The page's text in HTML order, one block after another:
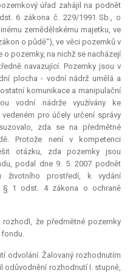
úřad zahájil na podnět
6 zákona č. 229/1991 Sb., o
zemědělskému majetku, ve
o půdě“), ve věci pozemků v
pozemky, na nichž se nacházejí
navazující. Pozemky jsou v
plocha - vodní nádrž umělá a
komunikace a manipulační
vodní nádrže využívány ke
pro účely určení správy
zda se na předmětné
Protože není v kompetenci
otázku, zda pozemky jsou
podal dne 9. 5. 2007 podnět
životního prostředí, k vydání
§ 1 odst. 4 zákona o ochraně
že předmětné pozemky
odvolání. Žalovaný rozhodnutím
odůvodnění rozhodnutí I. stupně,